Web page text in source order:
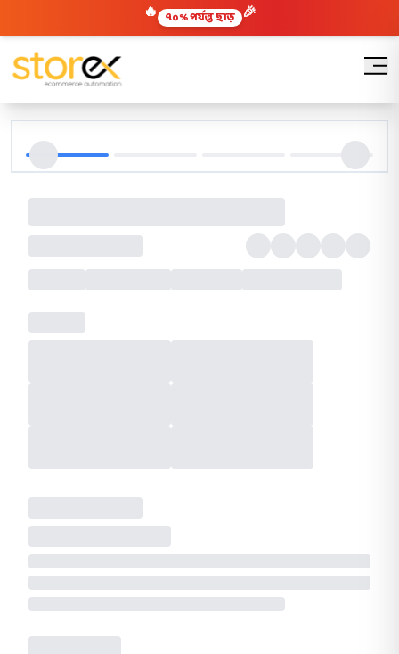
🔥 ৭০% পর্যন্ত ছাড় 🎉